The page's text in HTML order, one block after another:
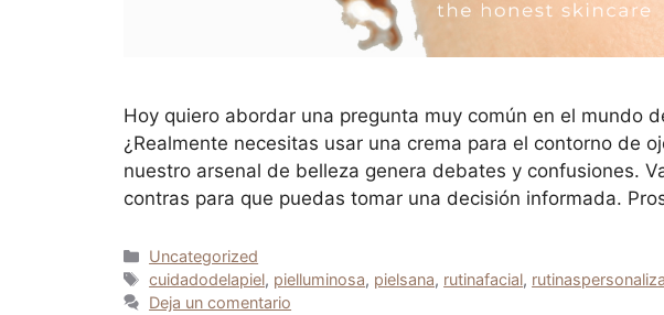
Hoy quiero abordar una pregunta muy común en el mundo
¿Realmente necesitas usar una crema para el contorno de
nuestro arsenal de belleza genera debates y confusiones.
contras para que puedas tomar una decisión informada.
Uncategorized
cuidadodelapiel, pielluminosa, pielsana, rutinafacial,
Deja un comentario